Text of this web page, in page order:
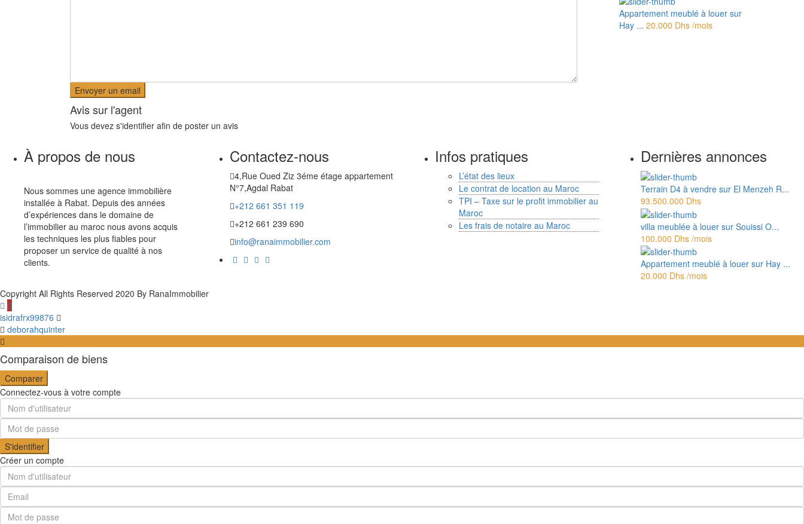
Avis sur l'agent
Vous devez s'identifier afin de poster un avis
Appartement meublé à louer sur
Hay ... 20.000 Dhs /mois
À propos de nous
Nous sommes une agence immobilière
installée à Rabat. Depuis des années
d’expériences dans le domaine de
l’immobilier au maroc nous avons acquis
les techniques les plus fiables pour
proposer un service de qualité à nos
clients.
Contactez-nous
4,Rue Oued Ziz 3éme étage appartement
N°7,Agdal Rabat
+212 661 351 119
+212 661 239 690
info@ranaimmobilier.com
Infos pratiques
L’état des lieux
Le contrat de location au Maroc
TPI – Taxe sur le profit immobilier au
Maroc
Les frais de notaire au Maroc
Dernières annonces
Terrain D4 à vendre sur El Menzeh R...
93.500.000 Dhs
villa meublée à louer sur Souissi O...
100.000 Dhs /mois
Appartement meublé à louer sur Hay ...
20.000 Dhs /mois
Copyright All Rights Reserved 2020 By RanaImmobilier
isidrafrx99876
deborahquinter
Comparaison de biens
Comparer
Connectez-vous à votre compte
S'identifier
Créer un compte